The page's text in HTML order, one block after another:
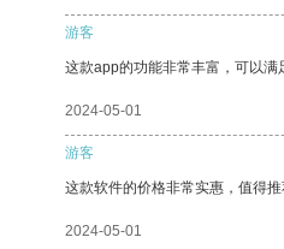
游客
这款app的功能非常丰富，可以满
2024-05-01
游客
这款软件的价格非常实惠，值得推
2024-05-01